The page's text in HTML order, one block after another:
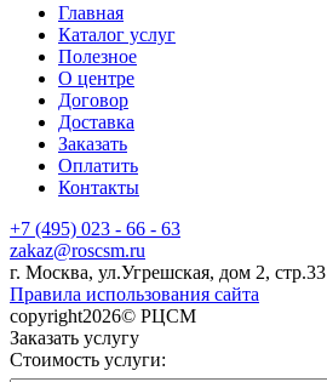
Главная
Каталог услуг
Полезное
О центре
Договор
Доставка
Заказать
Оплатить
Контакты
+7 (495) 023 - 66 - 63
zakaz@roscsm.ru
г. Москва, ул.Угрешская, дом 2, стр.33
Правила использования сайта
copyright2026© РЦСМ
Заказать услугу
Стоимость услуги: